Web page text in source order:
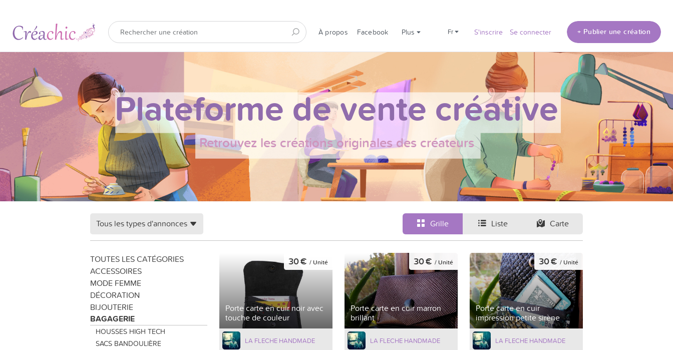
À propos Facebook Plus fr S'inscrire Se connecter + Publier une création
Plateforme de vente créative
Retrouvez les créations originales des créateurs
Grille Liste Carte
Tous les types d'annonces
TOUTES LES CATÉGORIES
ACCESSOIRES
MODE FEMME
DÉCORATION
BIJOUTERIE
BAGAGERIE
HOUSSES HIGH TECH
SACS BANDOULIÈRE
Porte carte en cuir noir avec
touche de couleur
30 € / Unité
LA FLECHE HANDMADE
Porte carte en cuir marron
brillant
30 € / Unité
LA FLECHE HANDMADE
Porte carte en cuir
impression petite sirène
30 € / Unité
LA FLECHE HANDMADE